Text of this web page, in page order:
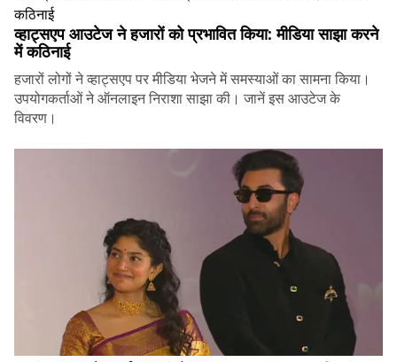
व्हाट्सएप आउटेज ने हजारों को प्रभावित किया: मीडिया साझा करने
में कठिनाई
हजारों लोगों ने व्हाट्सएप पर मीडिया भेजने में समस्याओं का सामना किया।
उपयोगकर्ताओं ने ऑनलाइन निराशा साझा की। जानें इस आउटेज के
विवरण।